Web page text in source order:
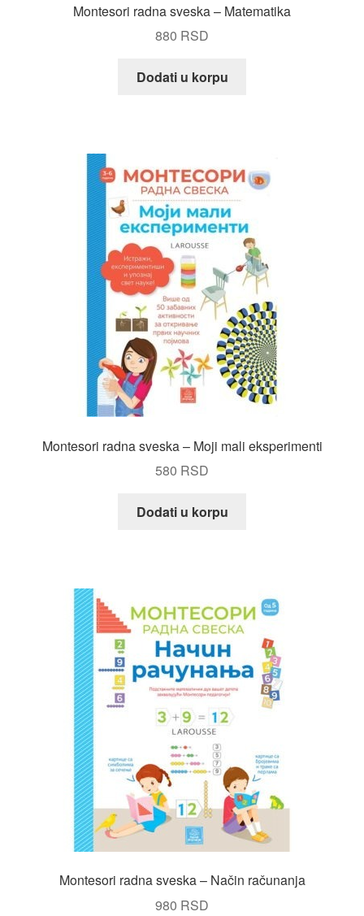
Montesori radna sveska – Matematika
880 RSD
Dodati u korpu
Montesori radna sveska – Moji mali eksperimenti
580 RSD
Dodati u korpu
Montesori radna sveska – Način računanja
980 RSD